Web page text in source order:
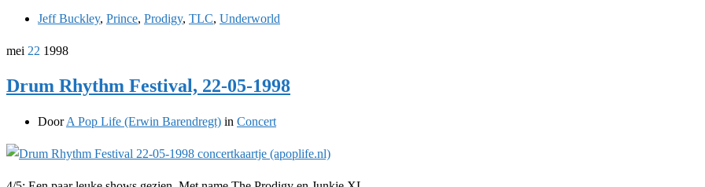
Jeff Buckley, Prince, Prodigy, TLC, Underworld
mei 22 1998
Drum Rhythm Festival, 22-05-1998
DoorA Pop Life (Erwin Barendregt) in Concert